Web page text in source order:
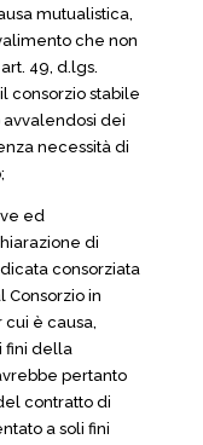
mutualistica,
che non
49, d.lgs.
consorzio stabile
dei
necessità di
ed
di
consorziata
in
è causa,
fini della
pertanto
contratto di
a soli fini